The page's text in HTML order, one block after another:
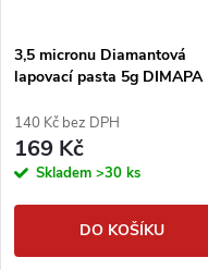
3,5 micronu Diamantová
lapovací pasta 5g DIMAPA
140 Kč bez DPH
169 Kč
Skladem >30 ks
DO KOŠÍKU